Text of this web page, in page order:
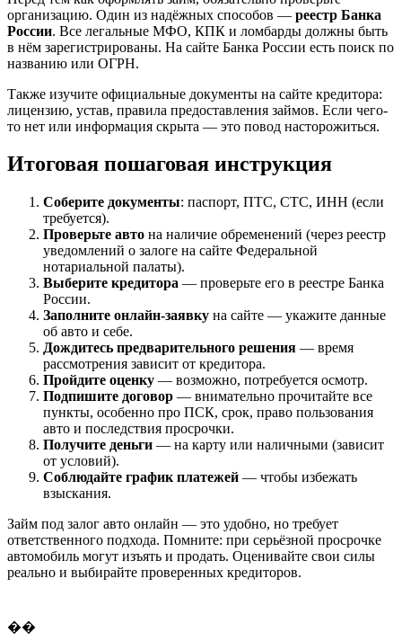
организацию. Один из надёжных способов — реестр Банка
России. Все легальные МФО, КПК и ломбарды должны быть
в нём зарегистрированы. На сайте Банка России есть поиск по
названию или ОГРН.
Также изучите официальные документы на сайте кредитора:
лицензию, устав, правила предоставления займов. Если чего-
то нет или информация скрыта — это повод насторожиться.
Итоговая пошаговая инструкция
Соберите документы: паспорт, ПТС, СТС, ИНН (если
требуется).
Проверьте авто на наличие обременений (через реестр
уведомлений о залоге на сайте Федеральной
нотариальной палаты).
Выберите кредитора — проверьте его в реестре Банка
России.
Заполните онлайн-заявку на сайте — укажите данные
об авто и себе.
Дождитесь предварительного решения — время
рассмотрения зависит от кредитора.
Пройдите оценку — возможно, потребуется осмотр.
Подпишите договор — внимательно прочитайте все
пункты, особенно про ПСК, срок, право пользования
авто и последствия просрочки.
Получите деньги — на карту или наличными (зависит
от условий).
Соблюдайте график платежей — чтобы избежать
взыскания.
Займ под залог авто онлайн — это удобно, но требует
ответственного подхода. Помните: при серьёзной просрочке
автомобиль могут изъять и продать. Оценивайте свои силы
реально и выбирайте проверенных кредиторов.
��